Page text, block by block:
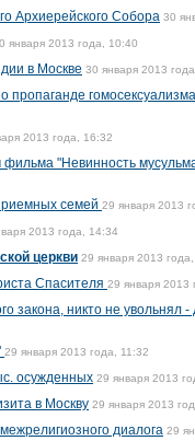
Архиерейского Собора 30
января 2013 года, 10:40
в Москве 30 января 2013
пропаганде гомосексуализма
2013 года, 16:32
фильма "Невинность
семей 29 января 2013
2013 года, 14:34
церкви 29 января 2013
Спасителя 29 января 2013
закона, никто не увольнял
29 января 2013 года, 11:32
осужденных 29 января 2013
в Москву 29 января 2013
диалога 29